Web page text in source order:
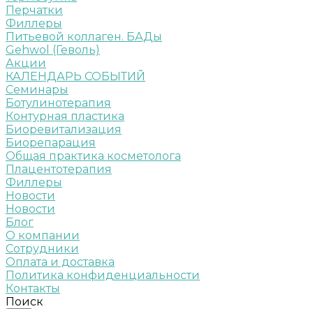
Перчатки
Филлеры
Питьевой коллаген. БАДы
Gehwol (Геволь)
Акции
КАЛЕНДАРЬ СОБЫТИЙ
Семинары
Ботулинотерапия
Контурная пластика
Биоревитализация
Биорепарация
Общая практика косметолога
Плацентотерапия
Филлеры
Новости
Новости
Блог
О компании
Сотрудники
Оплата и доставка
Политика конфиденциальности
Контакты
Поиск